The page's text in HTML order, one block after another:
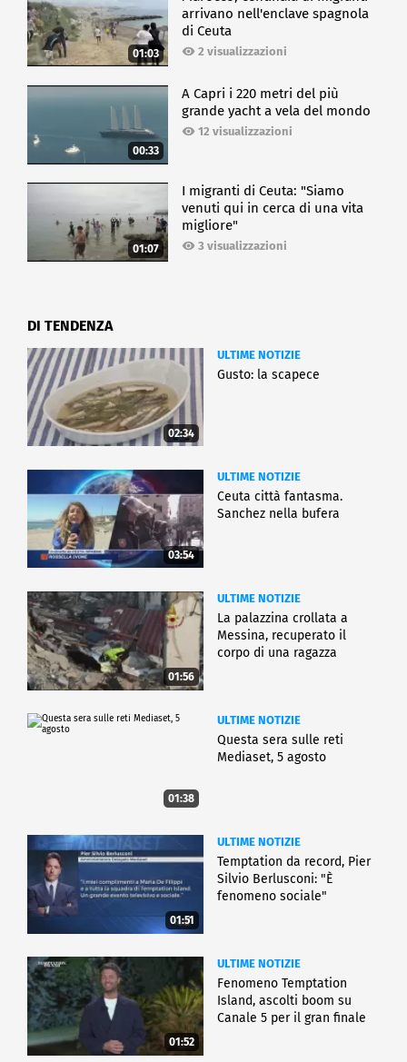
01:03
arrivano nell'enclave spagnola
di Ceuta
2 visualizzazioni
00:33
A Capri i 220 metri del più
grande yacht a vela del mondo
12 visualizzazioni
01:07
I migranti di Ceuta: "Siamo
venuti qui in cerca di una vita
migliore"
3 visualizzazioni
DI TENDENZA
02:34
ULTIME NOTIZIE
Gusto: la scapece
03:54
ULTIME NOTIZIE
Ceuta città fantasma.
Sanchez nella bufera
01:56
ULTIME NOTIZIE
La palazzina crollata a
Messina, recuperato il
corpo di una ragazza
01:38
ULTIME NOTIZIE
Questa sera sulle reti
Mediaset, 5 agosto
01:51
ULTIME NOTIZIE
Temptation da record, Pier
Silvio Berlusconi: "È
fenomeno sociale"
01:52
ULTIME NOTIZIE
Fenomeno Temptation
Island, ascolti boom su
Canale 5 per il gran finale